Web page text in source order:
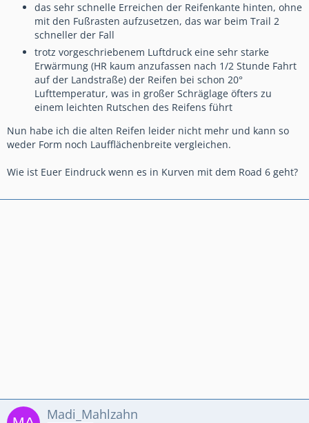
das sehr schnelle Erreichen der Reifenkante hinten, ohne
mit den Fußrasten aufzusetzen, das war beim Trail 2
schneller der Fall
trotz vorgeschriebenem Luftdruck eine sehr starke
Erwärmung (HR kaum anzufassen nach 1/2 Stunde Fahrt
auf der Landstraße) der Reifen bei schon 20°
Lufttemperatur, was in großer Schräglage öfters zu
einem leichten Rutschen des Reifens führt
Nun habe ich die alten Reifen leider nicht mehr und kann so
weder Form noch Laufflächenbreite vergleichen.
Wie ist Euer Eindruck wenn es in Kurven mit dem Road 6 geht?
Madi_Mahlzahn